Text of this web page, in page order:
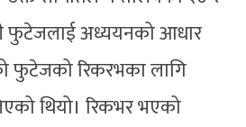
फुटेजलाई अध्ययनको आधार
फुटेजको रिकरभका लागि
थियो। रिकभर भएको